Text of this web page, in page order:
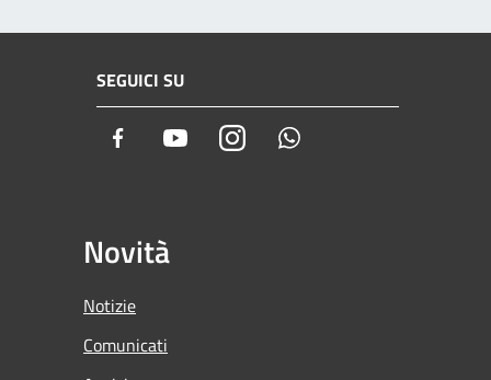
SEGUICI SU
Facebook YoutubeInstagram
Novità
Notizie
Comunicati